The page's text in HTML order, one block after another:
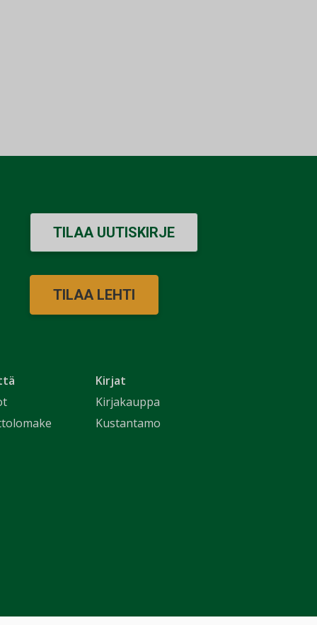
Kirjat
Kirjakauppa
Kustantamo
TILAA UUTISKIRJE
TILAA LEHTI